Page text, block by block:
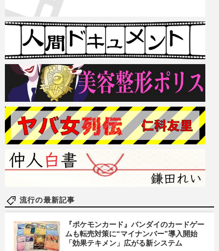
流行の最新記事
『ポケモンカード』バンダイのカードゲー
ムも転売対策に“マイナンバー”導入開始
「効果テキメン」広がる新システム